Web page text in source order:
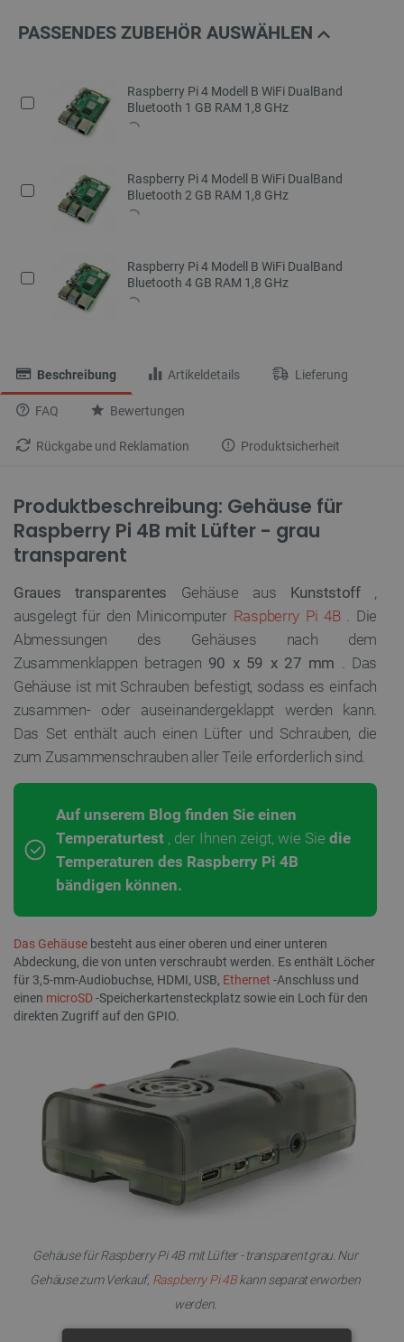
PASSENDES ZUBEHÖR AUSWÄHLEN
Raspberry Pi 4 Modell B WiFi DualBand
Bluetooth 1 GB RAM 1,8 GHz
Raspberry Pi 4 Modell B WiFi DualBand
Bluetooth 2 GB RAM 1,8 GHz
Raspberry Pi 4 Modell B WiFi DualBand
Bluetooth 4 GB RAM 1,8 GHz
Beschreibung Artikeldetails Lieferung
FAQ Bewertungen
Rückgabe und Reklamation Produktsicherheit
Produktbeschreibung: Gehäuse für
Raspberry Pi 4B mit Lüfter - grau
transparent
Graues transparentes Gehäuse aus Kunststoff,
ausgelegt für den Minicomputer Raspberry Pi 4B. Die
Abmessungen des Gehäuses nach dem
Zusammenklappen betragen 90 x 59 x 27 mm . Das
Gehäuse ist mit Schrauben befestigt, sodass es einfach
zusammen- oder auseinandergeklappt werden kann.
Das Set enthält auch einen Lüfter und Schrauben, die
zum Zusammenschrauben aller Teile erforderlich sind.
Auf unserem Blog finden Sie einen
Temperaturtest , der Ihnen zeigt, wie Sie die
Temperaturen des Raspberry Pi 4B
bändigen können.
Das Gehäuse besteht aus einer oberen und einer unteren
Abdeckung, die von unten verschraubt werden. Es enthält Löcher
für 3,5-mm-Audiobuchse, HDMI, USB, Ethernet -Anschluss und
einen microSD-Speicherkartensteckplatz sowie ein Loch für den
direkten Zugriff auf den GPIO.
Gehäuse für Raspberry Pi 4B mit Lüfter - transparent grau. Nur
Gehäuse zum Verkauf, Raspberry Pi 4Bkann separat erworben
werden.